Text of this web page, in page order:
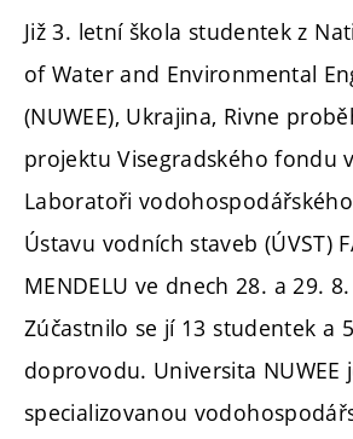
Již 3. letní škola studentek z
of Water and Environmental
(NUWEE), Ukrajina, Rivne
projektu Visegradského fondu
Laboratoři
Ústavu vodních staveb (ÚVST)
MENDELU ve dnech 28. a 29.
Zúčastnilo se jí 13 studentek a
doprovodu. Universita NUWEE
specializovanou